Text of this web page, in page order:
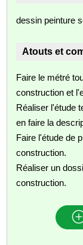
dessin peinture
Atouts et
Faire le métré
construction et
Réaliser l'étude
en faire la
Faire l'étude de
construction.
Réaliser un
construction.